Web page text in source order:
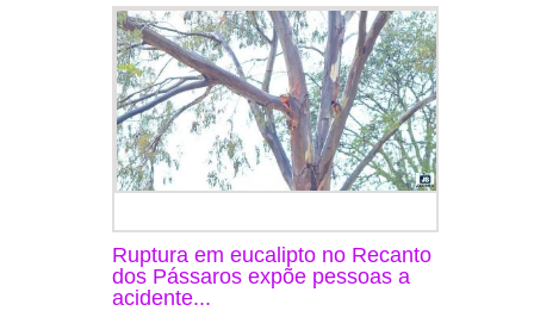
Ruptura em eucalipto no Recanto
dos Pássaros expõe pessoas a
acidente...